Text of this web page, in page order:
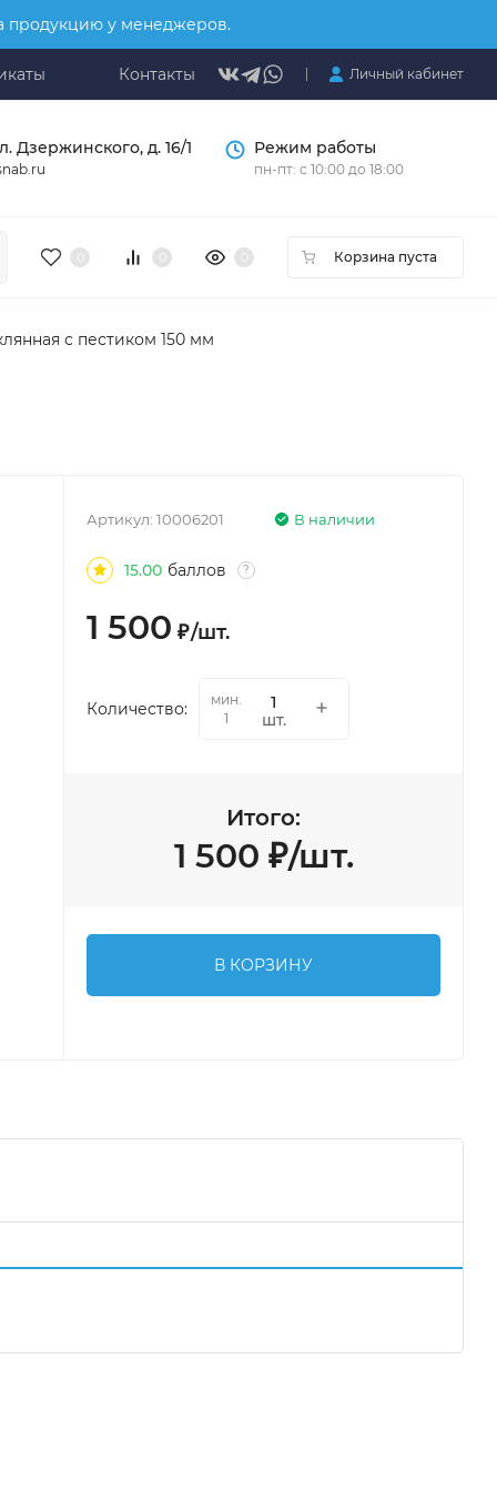
продукцию у менеджеров.
Контакты Личный кабинет
Дзержинского, д. 16/1 Режим работы
пн-пт: с 10:00 до 18:00
Корзина пуста
с пестиком 150 мм
В наличии
Артикул:10006201
15.00 баллов ?
1 500 ₽/шт.
Количество:
мин.
1
шт.
Итого:
1 500 ₽/шт.
В КОРЗИНУ